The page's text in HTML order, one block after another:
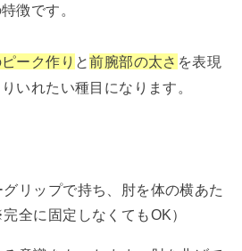
徴です。
ーク作り と前腕部の太さ を表現
いれたい種目になります。
リップで持ち、肘を体の横あた
全に固定しなくてもOK）